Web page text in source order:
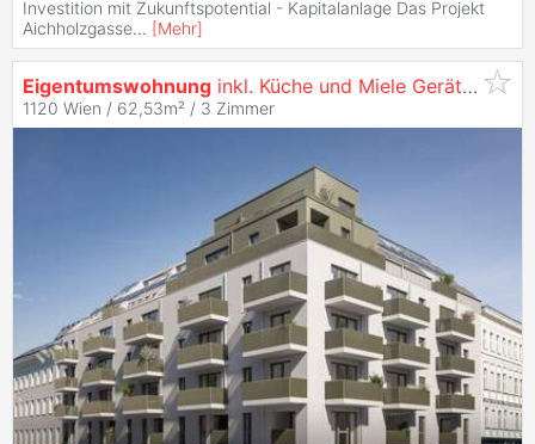
Investition mit Zukunftspotential - Kapitalanlage Das Projekt
Aichholzgasse... [Mehr]
Eigentumswohnung inkl. Küche und Miele Geräte - NÄHE SCHÖNBRUNN - zu
1120 Wien / 62,53m² / 3 Zimmer